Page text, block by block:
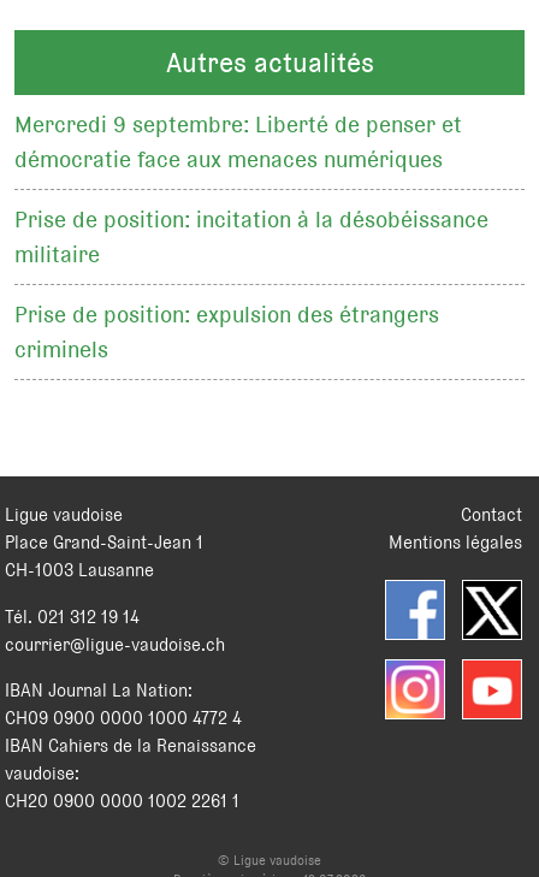
Autres actualités
Mercredi 9 septembre: Liberté de penser et
démocratie face aux menaces numériques
Prise de position: incitation à la désobéissance
militaire
Prise de position: expulsion des étrangers
criminels
Contact
Mentions légales
Ligue vaudoise
Place Grand-Saint-Jean 1
CH-1003 Lausanne
Tél. 021 312 19 14
courrier@ligue-vaudoise.ch
IBAN Journal La Nation:
CH09 0900 0000 1000 4772 4
IBAN Cahiers de la Renaissance
vaudoise:
CH20 0900 0000 1002 2261 1
© Ligue vaudoise